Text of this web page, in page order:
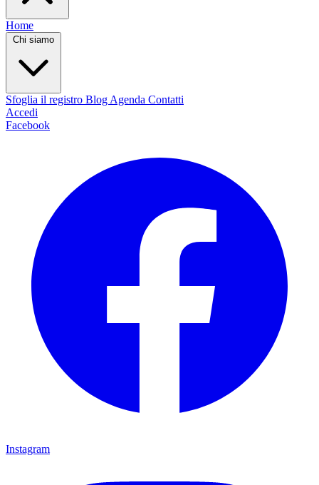
Home
Chi siamo
Sfoglia il registro Blog Agenda Contatti
Accedi
Facebook
Instagram